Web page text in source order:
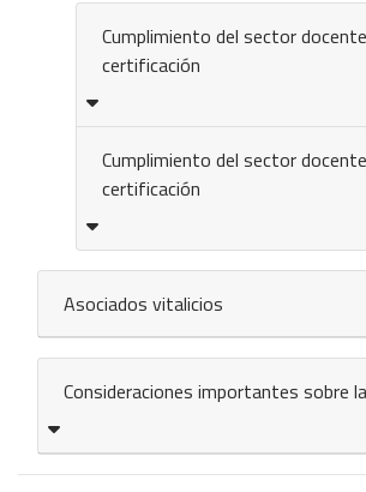
Cumplimiento del sector
certificación
Cumplimiento del sector
certificación
Asociados vitalicios
Consideraciones importantes sobre